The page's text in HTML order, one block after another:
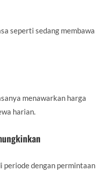
seperti sedang membawa
menawarkan harga
harian.
periode dengan permintaan